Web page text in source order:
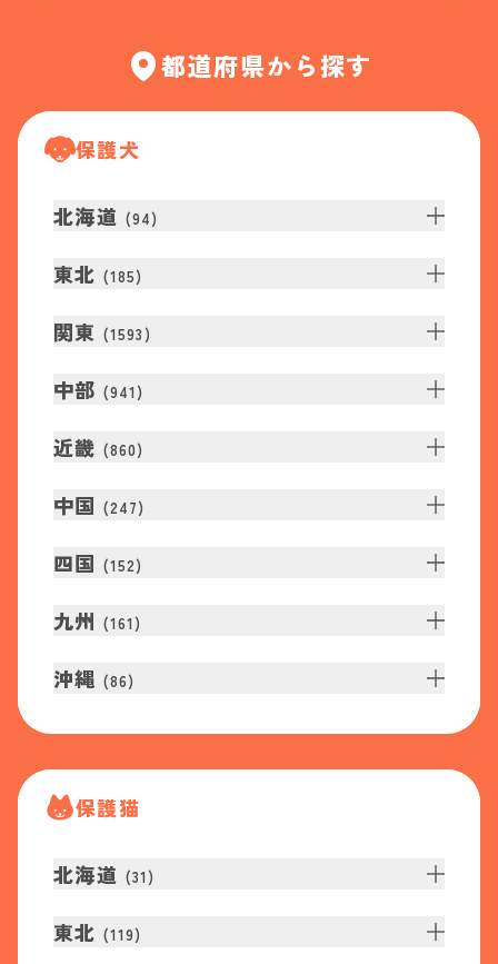
都道府県から探す
保護犬
北海道 (94)
東北 (185)
関東 (1593 )
中部 (941 )
近畿 (860)
中国 (247)
四国 (152)
九州 (161 )
沖縄 (86)
保護猫
北海道 (31 )
東北 (119)